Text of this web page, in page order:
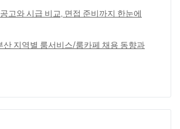
고와 시급 비교, 면접 준비까지 한눈에
산 지역별 룸서비스/룸카페 채용 동향과